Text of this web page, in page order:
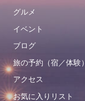
グルメ
イベント
ブログ
旅の予約（宿／体験）
アクセス
お気に入りリスト